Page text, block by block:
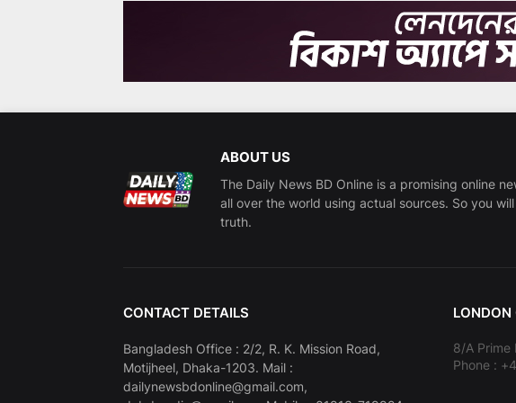
ABOUT US
The Daily News BD Online is a promising online
all over the world using actual sources. So you
truth.
CONTACT DETAILS
Bangladesh Office : 2/2, R. K. Mission Road,
Motijheel, Dhaka-1203. Mail :
dailynewsbdonline@gmail.com,
LONDON
8/A Prime
Phone :